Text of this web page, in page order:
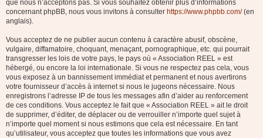
que nous n’acceptons pas. Si vous souhaitez obtenir plus d’informations
concernant phpBB, nous vous invitons à consulter https://www.phpbb.com/(en
anglais).
Vous acceptez de ne publier aucun contenu à caractère abusif, obscène,
vulgaire, diffamatoire, choquant, menaçant, pornographique, etc. qui pourrait
transgresser les lois de votre pays, le pays où « Association REEL » est
hébergé, ou encore la loi internationale. Si vous ne respectez pas cela, vous
vous exposez à un bannissement immédiat et permanent et nous avertirons
votre fournisseur d’accès à internet si nous le jugeons nécessaire. Nous
enregistrons l’adresse IP de tous les messages afin d’aider au renforcement
de ces conditions. Vous acceptez le fait que « Association REEL » ait le droit
de supprimer, d’éditer, de déplacer ou de verrouiller n’importe quel sujet à
n’importe quel moment si nous estimons que cela est nécessaire. En tant
qu’utilisateur, vous acceptez que toutes les informations que vous avez